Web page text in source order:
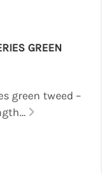
GREEN
green tweed –